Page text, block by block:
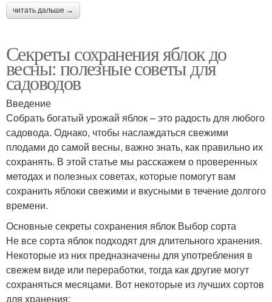
читать дальше →
Секреты сохранения яблок до
весны: полезные советы для
садоводов
Введение
Собрать богатый урожай яблок – это радость для любого
садовода. Однако, чтобы наслаждаться свежими
плодами до самой весны, важно знать, как правильно их
сохранять. В этой статье мы расскажем о проверенных
методах и полезных советах, которые помогут вам
сохранить яблоки свежими и вкусными в течение долгого
времени.
Основные секреты сохранения яблок Выбор сорта
Не все сорта яблок подходят для длительного хранения.
Некоторые из них предназначены для употребления в
свежем виде или переработки, тогда как другие могут
сохраняться месяцами. Вот некоторые из лучших сортов
для хранения: